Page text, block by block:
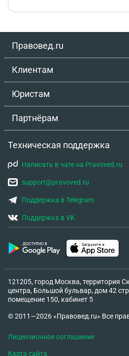
Правовед.ru
Клиентам
Юристам
Партнёрам
Техническая поддержка
Написать в чате на Pravoved.ru
support@pravoved.ru
Поддержка в Telegram
Поддержка в VK
121205, город Москва, территория
центра, Большой бульвар, дом 42
помещение 150, кабинет 5
© 2011—2026 «Правовед.ru» Все
Лицензионное соглашение
Карта сайта